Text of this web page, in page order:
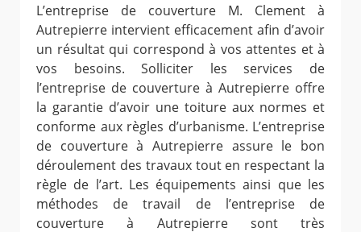
L’entreprise de couverture M. Clement à
Autrepierre intervient efficacement afin d’avoir
un résultat qui correspond à vos attentes et à
vos besoins. Solliciter les services de
l’entreprise de couverture à Autrepierre offre
la garantie d’avoir une toiture aux normes et
conforme aux règles d’urbanisme. L’entreprise
de couverture à Autrepierre assure le bon
déroulement des travaux tout en respectant la
règle de l’art. Les équipements ainsi que les
méthodes de travail de l’entreprise de
couverture à Autrepierre sont très